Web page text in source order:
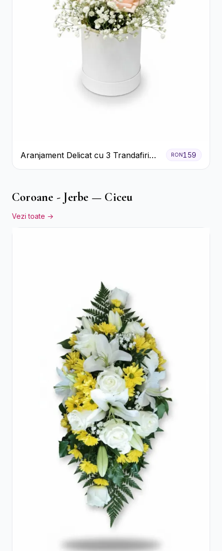
Aranjament Delicat cu 3 Trandafiri
Roz în Cutie Albă
RON 159
Coroane - Jerbe — Ciceu
Vezi toate →